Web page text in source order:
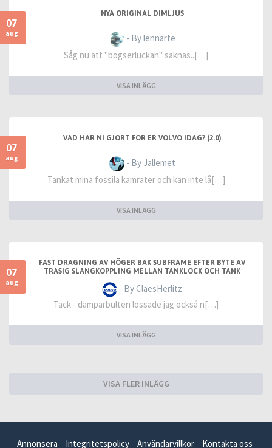
07
aug
NYA ORIGINAL DIMLJUS
- By lennarte
Såg nu att "bogserluckan" saknas..[…]
VISA INLÄGG
07
aug
VAD HAR NI GJORT FÖR ER VOLVO IDAG? (2.0)
- By Jallemet
Tankat mina fossila kamrater och kan inte lå[…]
VISA INLÄGG
07
aug
FAST DRAGNING AV HÖGER BAK SUBFRAME EFTER BYTE AV
TRASIG SLANGKOPPLING MELLAN TANKLOCK OCH TANK
- By ClaesHerlitz
Tack - dämparbulten lossade jag också n[…]
VISA INLÄGG
VISA FLER INLÄGG
Annonsera Integritetspolicy Användarvillkor Kontakta oss